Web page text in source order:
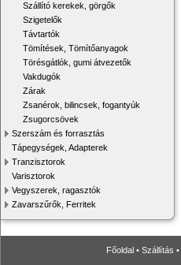
Szállító kerekek, görgők
Szigetelők
Távtartók
Tömítések, Tömítőanyagok
Törésgátlók, gumi átvezetők
Vakdugók
Zárak
Zsanérok, bilincsek, fogantyúk
Zsugorcsövek
Szerszám és forrasztás
Tápegységek, Adapterek
Tranzisztorok
Varisztorok
Vegyszerek, ragasztók
Zavarszűrők, Ferritek
Főoldal • Szállítás •